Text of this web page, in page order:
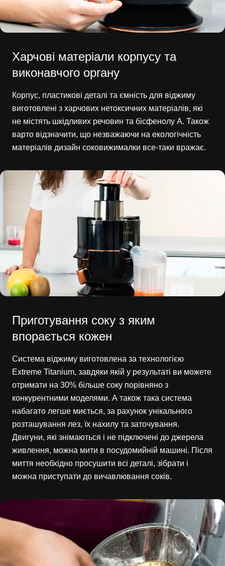
Харчові матеріали корпусу та
виконавчого органу
Корпус, пластикові деталі та ємність для віджиму
виготовлені з харчових нетоксичних матеріалів, які
не містять шкідливих речовин та бісфенолу А. Також
варто відзначити, що незважаючи на екологічність
матеріалів дизайн соковижималки все-таки вражає.
Приготування соку з яким
впорається кожен
Система віджиму виготовлена за технологією
Extreme Titanium, завдяки якій у результаті ви можете
отримати на 30% більше соку порівняно з
конкурентними моделями. А також така система
набагато легше миється, за рахунок унікального
розташування лез, їх нахилу та заточування.
Двигуни, які знімаються і не підключені до джерела
живлення, можна мити в посудомийній машині. Після
миття необхідно просушити всі деталі, зібрати і
можна приступати до вичавлювання соків.